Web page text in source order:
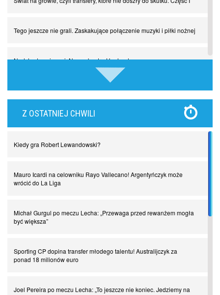
Tego jeszcze nie grali. Zaskakujące połączenie muzyki i piłki nożnej
Nadchodzą giganci. Nunez kontra Haaland
Lewandowski kontra Bayern. Czy wilk będzie syty, a owca cała?
Piłkarz z numerem 47. Phil Foden i inne przypadki
Spadkowicze z Serie A. Komu powiemy ciao?
I love this game! Patrice Evra
Z OSTATNIEJ CHWILI
Kiedy gra Robert Lewandowski?
Mauro Icardi na celowniku Rayo Vallecano! Argentyńczyk może
wrócić do La Liga
Michał Gurgul po meczu Lecha: „Przewaga przed rewanżem mogła
być większa”
Sporting CP dopina transfer młodego talentu! Australijczyk za
ponad 18 milionów euro
Joel Pereira po meczu Lecha: „To jeszcze nie koniec. Jedziemy na